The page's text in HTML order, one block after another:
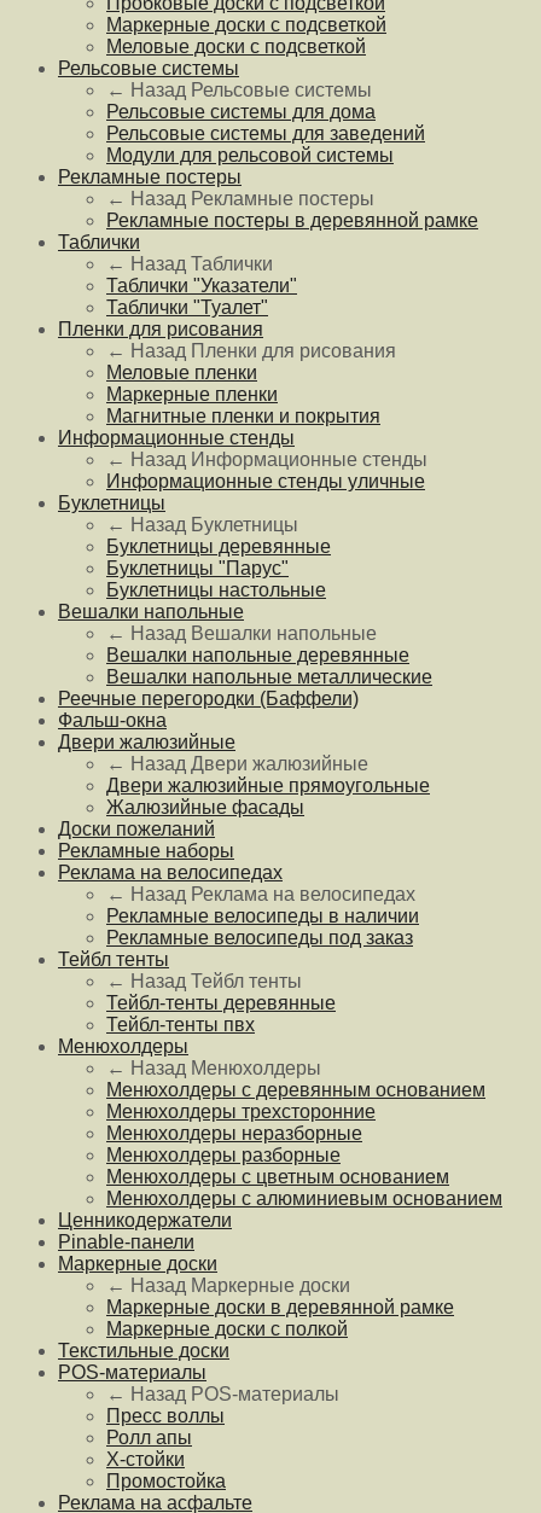
Маркерные доски с подсветкой
Меловые доски с подсветкой
Рельсовые системы
← Назад Рельсовые системы
Рельсовые системы для дома
Рельсовые системы для заведений
Модули для рельсовой системы
Рекламные постеры
← Назад Рекламные постеры
Рекламные постеры в деревянной рамке
Таблички
← Назад Таблички
Таблички "Указатели"
Таблички "Туалет"
Пленки для рисования
← Назад Пленки для рисования
Меловые пленки
Маркерные пленки
Магнитные пленки и покрытия
Информационные стенды
← Назад Информационные стенды
Информационные стенды уличные
Буклетницы
← Назад Буклетницы
Буклетницы деревянные
Буклетницы "Парус"
Буклетницы настольные
Вешалки напольные
← Назад Вешалки напольные
Вешалки напольные деревянные
Вешалки напольные металлические
Реечные перегородки (Баффели)
Фальш-окна
Двери жалюзийные
← Назад Двери жалюзийные
Двери жалюзийные прямоугольные
Жалюзийные фасады
Доски пожеланий
Рекламные наборы
Реклама на велосипедах
← Назад Реклама на велосипедах
Рекламные велосипеды в наличии
Рекламные велосипеды под заказ
Тейбл тенты
← Назад Тейбл тенты
Тейбл-тенты деревянные
Тейбл-тенты пвх
Менюхолдеры
← Назад Менюхолдеры
Менюхолдеры с деревянным основанием
Менюхолдеры трехсторонние
Менюхолдеры неразборные
Менюхолдеры разборные
Менюхолдеры с цветным основанием
Менюхолдеры с алюминиевым основанием
Ценникодержатели
Pinable-панели
Маркерные доски
← Назад Маркерные доски
Маркерные доски в деревянной рамке
Маркерные доски с полкой
Текстильные доски
POS-материалы
← Назад POS-материалы
Пресс воллы
Ролл апы
Х-стойки
Промостойка
Реклама на асфальте